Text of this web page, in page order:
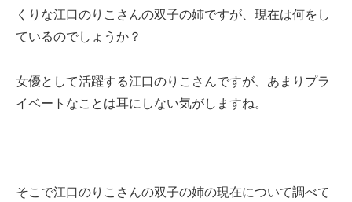
くりな江口のりこさんの双子の姉ですが、現在は何をし
ているのでしょうか？
女優として活躍する江口のりこさんですが、あまりプラ
イベートなことは耳にしない気がしますね。
そこで江口のりこさんの双子の姉の現在について調べて